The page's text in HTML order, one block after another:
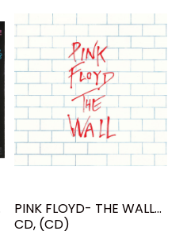
PINK FLOYD- THE WALL
CD, (CD)